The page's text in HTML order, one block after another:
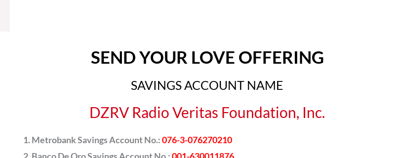
SEND YOUR LOVE OFFERING
SAVINGS ACCOUNT NAME
DZRV Radio Veritas Foundation, Inc.
Metrobank Savings Account No.:076-3-076270210